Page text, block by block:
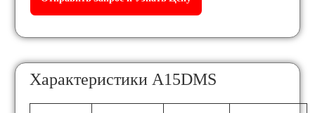
Характеристики A15DMS